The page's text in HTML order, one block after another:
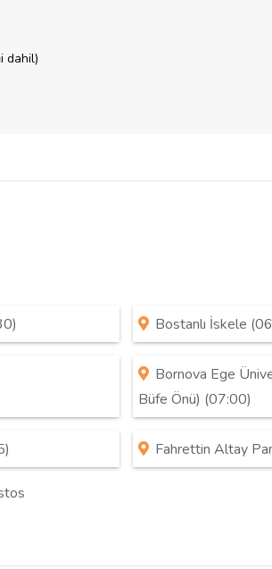
dahil)
Bostanlı İskele
Bornova Ege
Büfe Önü) (07:00)
Fahrettin Altay